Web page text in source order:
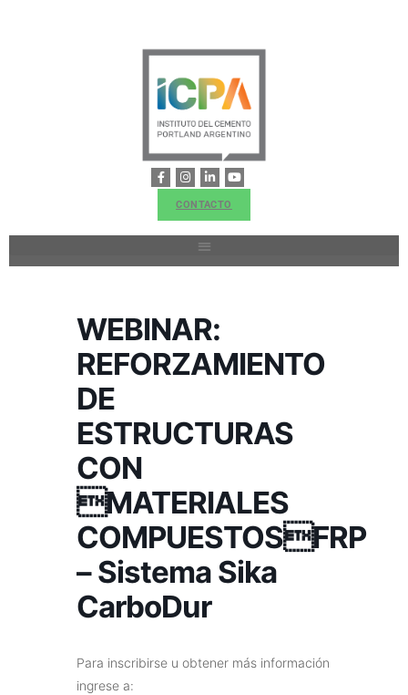
CONTACTO
WEBINAR:
REFORZAMIENTO
DE
ESTRUCTURAS
CON
MATERIALES
COMPUESTOSFRP
– Sistema Sika
CarboDur
Para inscribirse u obtener más información
ingrese a: